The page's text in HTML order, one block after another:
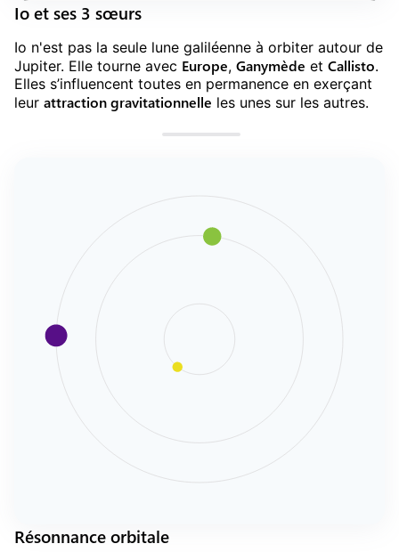
Io et ses 3 sœurs
Io n'est pas la seule lune galiléenne à orbiter autour de
Jupiter. Elle tourne avec Europe, Ganymède et Callisto.
Elles s’influencent toutes en permanence en exerçant
leur attraction gravitationnelle les unes sur les autres.
Résonnance orbitale